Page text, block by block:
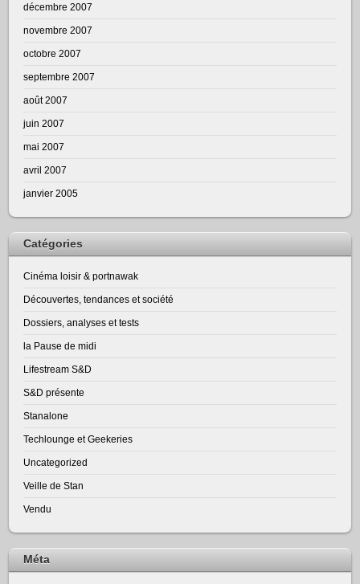
décembre 2007
novembre 2007
octobre 2007
septembre 2007
août 2007
juin 2007
mai 2007
avril 2007
janvier 2005
Catégories
Cinéma loisir & portnawak
Découvertes, tendances et société
Dossiers, analyses et tests
la Pause de midi
Lifestream S&D
S&D présente
Stanalone
Techlounge et Geekeries
Uncategorized
Veille de Stan
Vendu
Méta